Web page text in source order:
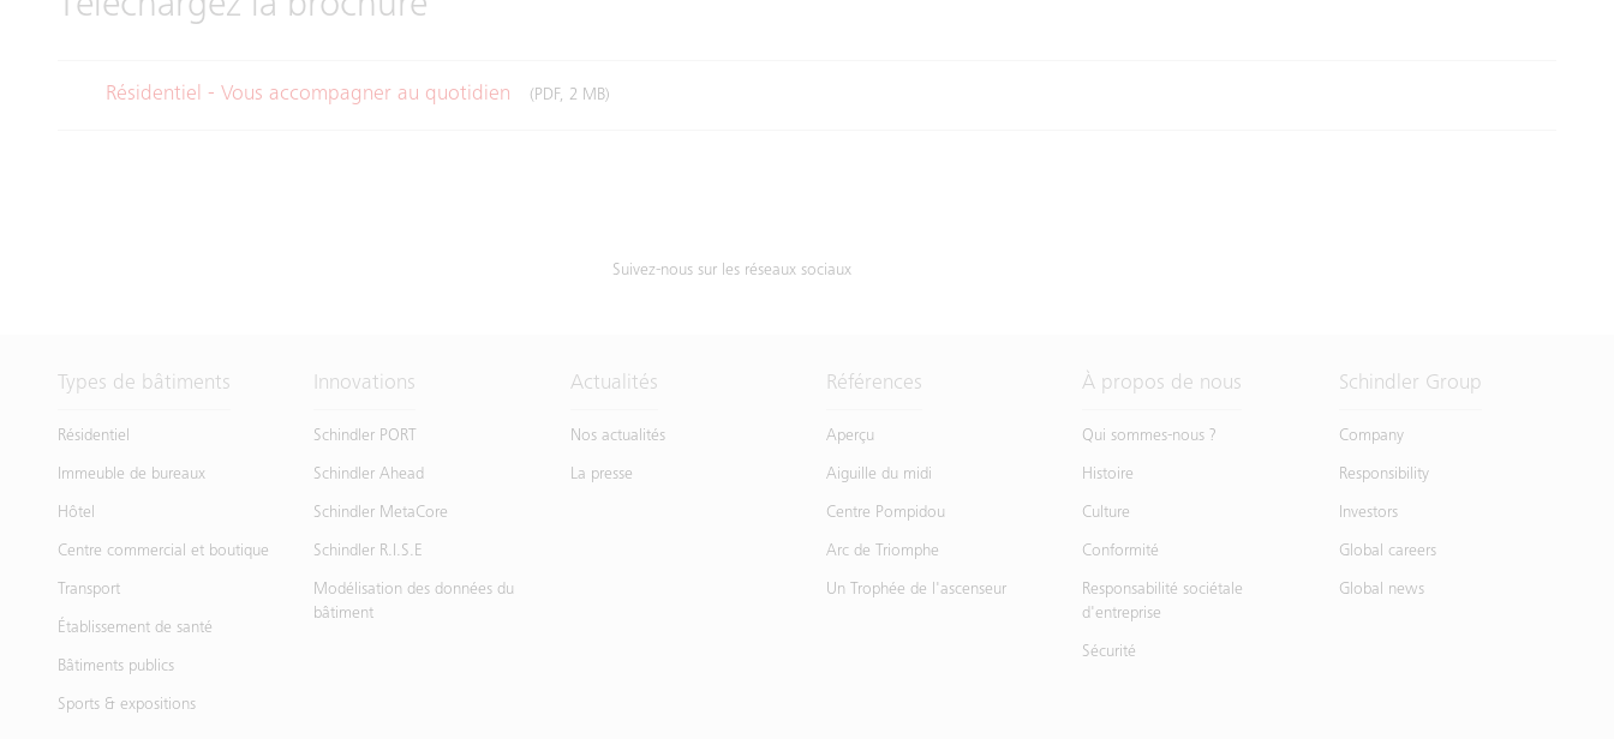
Résidentiel - Vous accompagner au quotidien (PDF, 2 MB)
Suivez-nous sur les réseaux sociaux
Types de bâtiments
Résidentiel
Immeuble de bureaux
Hôtel
Centre commercial et boutique
Transport
Établissement de santé
Bâtiments publics
Sports & expositions
Innovations
Schindler PORT
Schindler Ahead
Schindler MetaCore
Schindler R.I.S.E
Modélisation des données du
bâtiment
Actualités
Nos actualités
La presse
Références
Aperçu
Aiguille du midi
Centre Pompidou
Arc de Triomphe
Un Trophée de l'ascenseur
À propos de nous
Qui sommes-nous ?
Histoire
Culture
Conformité
Responsabilité sociétale
d'entreprise
Sécurité
Schindler Group
Company
Responsibility
Investors
Global careers
Global news